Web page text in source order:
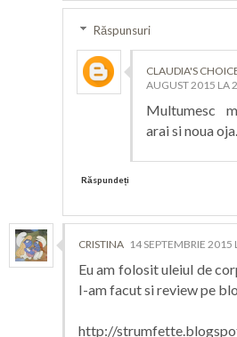
Răspunsuri
CLAUDIA'S
AUGUST 2015 LA
Multumesc
arai si noua
Răspundeți
CRISTINA 14 SEPTEMBRIE 2015
Eu am folosit uleiul de
I-am facut si review pe
http://